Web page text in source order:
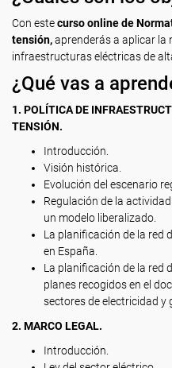
Con estecurso online de
tensión,aprenderás a aplicar la
infraestructuras eléctricas de
¿Qué vas a
1. POLÍTICA DE
TENSIÓN.
Introducción.
Visión histórica.
Evolución del escenario
Regulación de la
un modelo liberalizado.
La planificación de la red
en España.
La planificación de la red
planes recogidos en el
sectores de electricidad y
2. MARCO LEGAL.
Introducción.